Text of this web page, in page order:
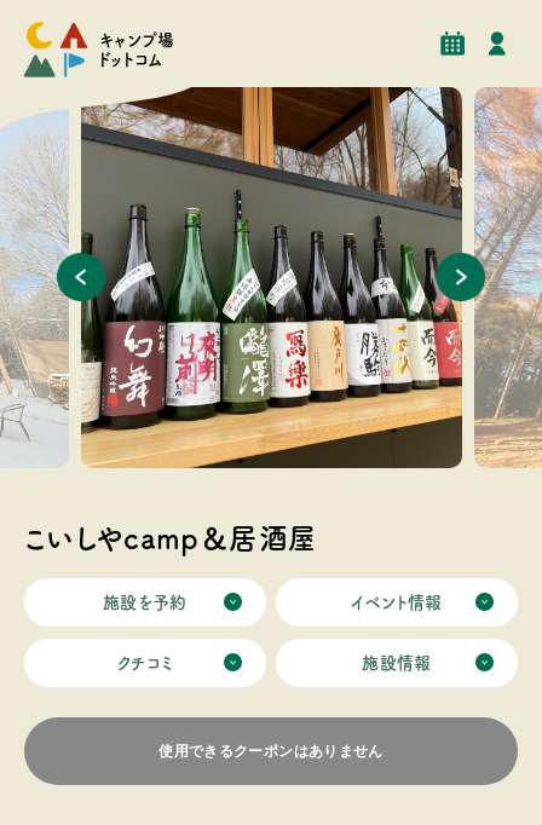
キャンプ場
ドットコム
予約 施設情報
こいしやcamp＆居酒屋
施設を予約 イベント情報
クチコミ 施設情報
使用できるクーポンはありません